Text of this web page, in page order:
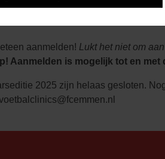
aanmelden! Lukt het niet om
Aanmelden is mogelijk tot en met
2025 zijn helaas gesloten.